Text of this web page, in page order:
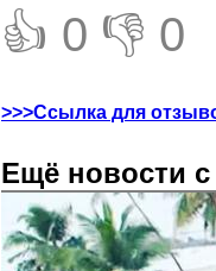
👍 0 👎 0
>>>Ссылка для
Ещё новости